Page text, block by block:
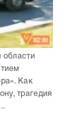
области
Как
трагедия